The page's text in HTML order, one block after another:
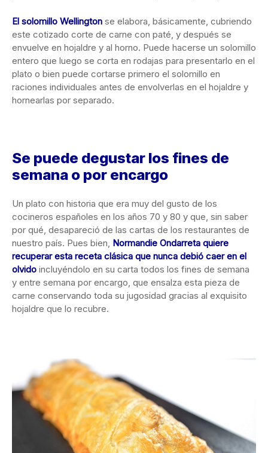
El solomillo Wellington se elabora, básicamente, cubriendo
este cotizado corte de carne con paté, y después se
envuelve en hojaldre y al horno. Puede hacerse un solomillo
entero que luego se corta en rodajas para presentarlo en el
plato o bien puede cortarse primero el solomillo en
raciones individuales antes de envolverlas en el hojaldre y
hornearlas por separado.
Se puede degustar los fines de
semana o por encargo
Un plato con historia que era muy del gusto de los
cocineros españoles en los años 70 y 80 y que, sin saber
por qué, desapareció de las cartas de los restaurantes de
nuestro país. Pues bien, Normandie Ondarreta quiere
recuperar esta receta clásica que nunca debió caer en el
olvido incluyéndolo en su carta todos los fines de semana
y entre semana por encargo, que ensalza esta pieza de
carne conservando toda su jugosidad gracias al exquisito
hojaldre que lo recubre.